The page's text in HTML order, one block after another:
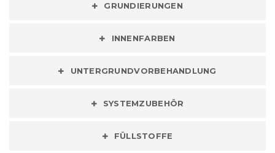
GRUNDIERUNGEN
INNENFARBEN
UNTERGRUNDVORBEHANDLUNG
SYSTEMZUBEHÖR
FÜLLSTOFFE